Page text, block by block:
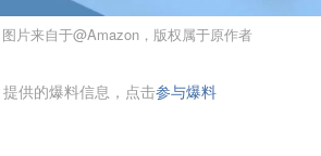
图片来自于@Amazon，版权属于原作者
提供的爆料信息，点击参与爆料